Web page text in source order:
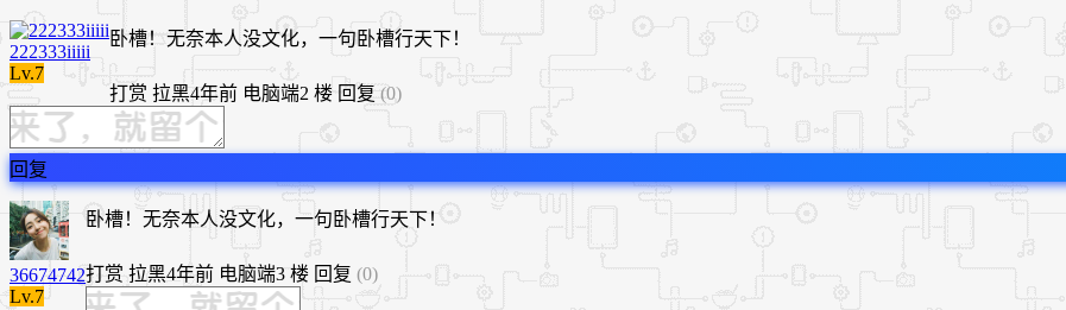
222333iiiii
Lv.7
卧槽！无奈本人没文化，一句卧槽行天下！
打赏 拉黑4年前 电脑端2 楼 回复 (0)
回复
36674742
Lv.7
卧槽！无奈本人没文化，一句卧槽行天下！
打赏 拉黑4年前 电脑端3 楼 回复 (0)